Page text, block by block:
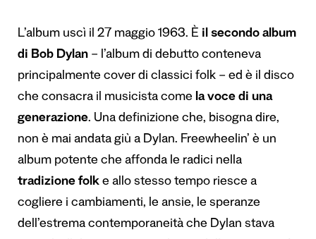
L’album uscì il 27 maggio 1963. È il secondo album
di Bob Dylan – l’album di debutto conteneva
principalmente cover di classici folk – ed è il disco
che consacra il musicista come la voce di una
generazione. Una definizione che, bisogna dire,
non è mai andata giù a Dylan. Freewheelin’ è un
album potente che affonda le radici nella
tradizione folk e allo stesso tempo riesce a
cogliere i cambiamenti, le ansie, le speranze
dell’estrema contemporaneità che Dylan stava